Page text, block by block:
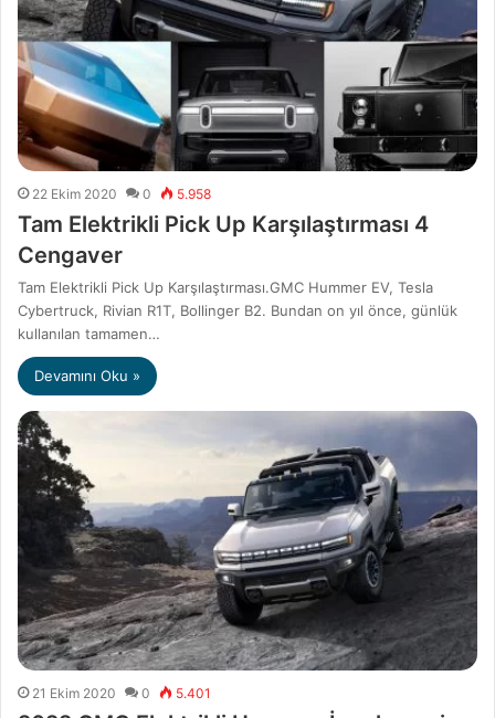
22 Ekim 2020 0 5.958
Tam Elektrikli Pick Up Karşılaştırması 4
Cengaver
Tam Elektrikli Pick Up Karşılaştırması.GMC Hummer EV, Tesla
Cybertruck, Rivian R1T, Bollinger B2. Bundan on yıl önce, günlük
kullanılan tamamen…
Devamını Oku »
21 Ekim 2020 0 5.401